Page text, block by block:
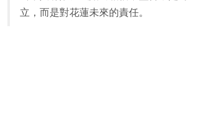
立，而是對花蓮未來的責任。